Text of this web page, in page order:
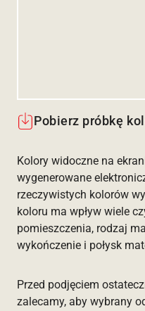
Pobierz próbkę
Kolory widoczne na
wygenerowane
rzeczywistych kolorów
koloru ma wpływ wiele
pomieszczenia, rodzaj
wykończenie i połysk
Przed podjęciem
zalecamy, aby wybrany